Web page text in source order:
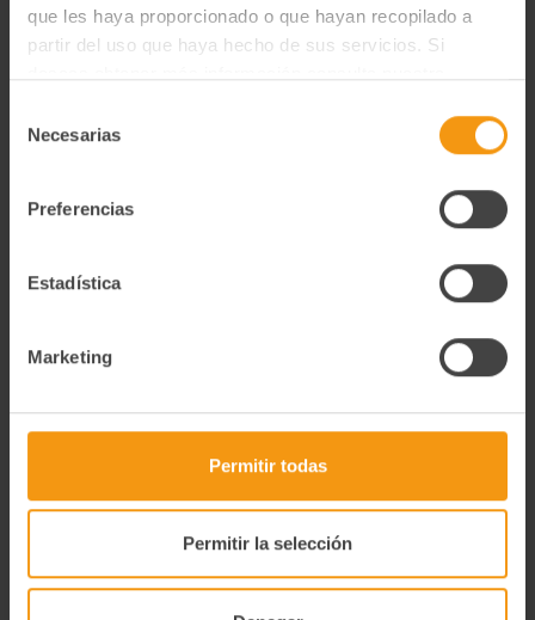
que les haya proporcionado o que hayan recopilado a
partir del uso que haya hecho de sus servicios. Si
Necesarias
Preferencias
Estadística
Marketing
Permitir todas
Permitir la selección
Información adicional
Tipo de preservación
Ingredientes
Filetes de ventreska de atun claro (65%), aceite de oliva
Información Nutricional 100g Valor energético (kcal) 672 Kj /
160 Kcal Grasas (g) 5,2 g De las cuales saturadas (g) 0,93 g
Hidratos de carbono (g) 0, 5 g De los cuales Azúcares (g) 0 g
Proteinas (g) 27,3 g Sal (g) 0,95 g
Contiene pescado